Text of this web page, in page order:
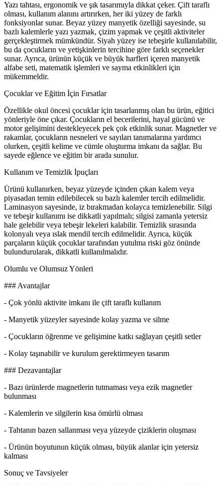
Yazı tahtası, ergonomik ve şık tasarımıyla dikkat çeker. Çift taraflı
olması, kullanım alanını artırırken, her iki yüzey de farklı
fonksiyonlar sunar. Beyaz yüzey manyetik özelliği sayesinde, su
bazlı kalemlerle yazı yazmak, çizim yapmak ve çeşitli aktiviteler
gerçekleştirmek mümkündür. Siyah yüzey ise tebeşirle kullanılabilir,
bu da çocukların ve yetişkinlerin tercihine göre farklı seçenekler
sunar. Ayrıca, ürünün küçük ve büyük harfleri içeren manyetik
alfabe seti, matematik işlemleri ve sayma etkinlikleri için
mükemmeldir.
Çocuklar ve Eğitim İçin Fırsatlar
Özellikle okul öncesi çocuklar için tasarlanmış olan bu ürün, eğitici
yönleriyle öne çıkar. Çocukların el becerilerini, hayal gücünü ve
motor gelişimini destekleyecek pek çok etkinlik sunar. Magnetler ve
rakamlar, çocukların nesneleri ve sayıları tanımalarına yardımcı
olurken, çeşitli kelime ve cümle oluşturma imkanı da sağlar. Bu
sayede eğlence ve eğitim bir arada sunulur.
Kullanım ve Temizlik İpuçları
Ürünü kullanırken, beyaz yüzeyde içinden çıkan kalem veya
piyasadan temin edilebilecek su bazlı kalemler tercih edilmelidir.
Laminasyon sayesinde, iz bırakmadan kolayca temizlenebilir. Silgi
ve tebeşir kullanımı ise dikkatli yapılmalı; silgisi zamanla yetersiz
hale gelebilir veya tebeşir lekeleri kalabilir. Temizlik sırasında
kolonyalı veya ıslak mendil tercih edilmelidir. Ayrıca, küçük
parçaların küçük çocuklar tarafından yutulma riski göz önünde
bulundurularak, dikkatli kullanılmalıdır.
Olumlu ve Olumsuz Yönleri
### Avantajlar
- Çok yönlü aktivite imkanı ile çift taraflı kullanım
- Manyetik yüzeyler sayesinde kolay yazma ve silme
- Çocukların öğrenme ve gelişimine katkı sağlayan çeşitli setler
- Kolay taşınabilir ve kurulum gerektirmeyen tasarım
### Dezavantajlar
- Bazı ürünlerde magnetlerin tutmaması veya ezik magnetler
bulunması
- Kalemlerin ve silgilerin kısa ömürlü olması
- Tahtanın bazen sallanması veya yüzeyde çiziklerin oluşması
- Ürünün boyutunun küçük olması, büyük alanlar için yetersiz
kalması
Sonuç ve Tavsiyeler